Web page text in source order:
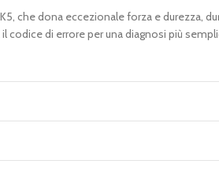
che dona eccezionale forza e durezza,
codice di errore per una diagnosi più